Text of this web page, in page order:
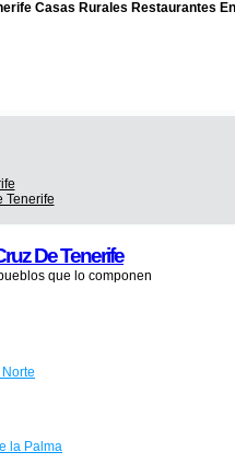
Casas Rurales Restaurantes
Tenerife
De Tenerife
que lo componen
la Palma